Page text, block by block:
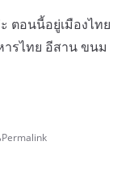
ตอนนี้อยู่เมืองไทย
รไทย อีสาน ขนม
Permalink